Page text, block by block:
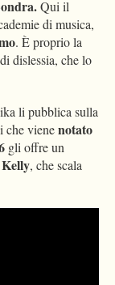
Qui il
di musica,
. È proprio la
dislessia, che lo
li pubblica sulla
che vienenotato
gli offre un
Kelly, che scala